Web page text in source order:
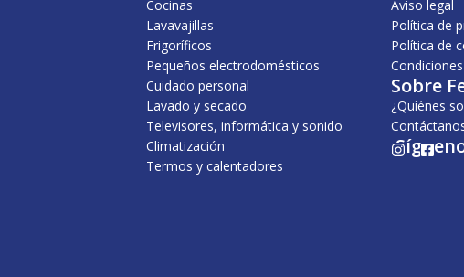
Cocinas
Lavavajillas
Frigoríficos
Pequeños electrodomésticos
Cuidado personal
Lavado y secado
Televisores, informática y sonido
Climatización
Termos y calentadores
Aviso legal
Política de
Política de
Sobre
¿Quiénes
I F